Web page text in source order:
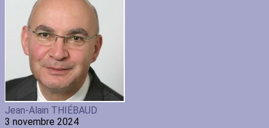
Jean-Alain THIÉBAUD
3 novembre 2024